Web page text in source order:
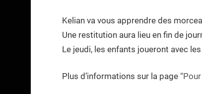
Kelian va vous apprendre des
Une restitution aura lieu en fin de
Le jeudi, les enfants joueront avec
Plus d’informations sur la page